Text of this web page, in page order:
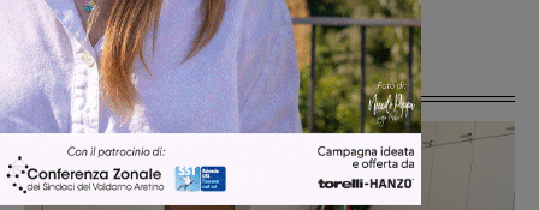
urbana
Ultime Notizie